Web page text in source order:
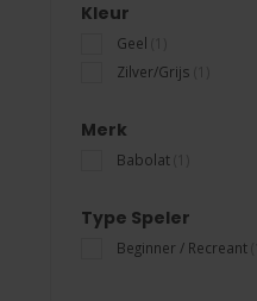
Kleur
Geel
Zilver/Grijs
Merk
Babolat
Type Speler
Beginner / Recreant